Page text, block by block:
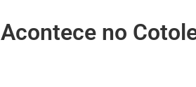
Acontece no